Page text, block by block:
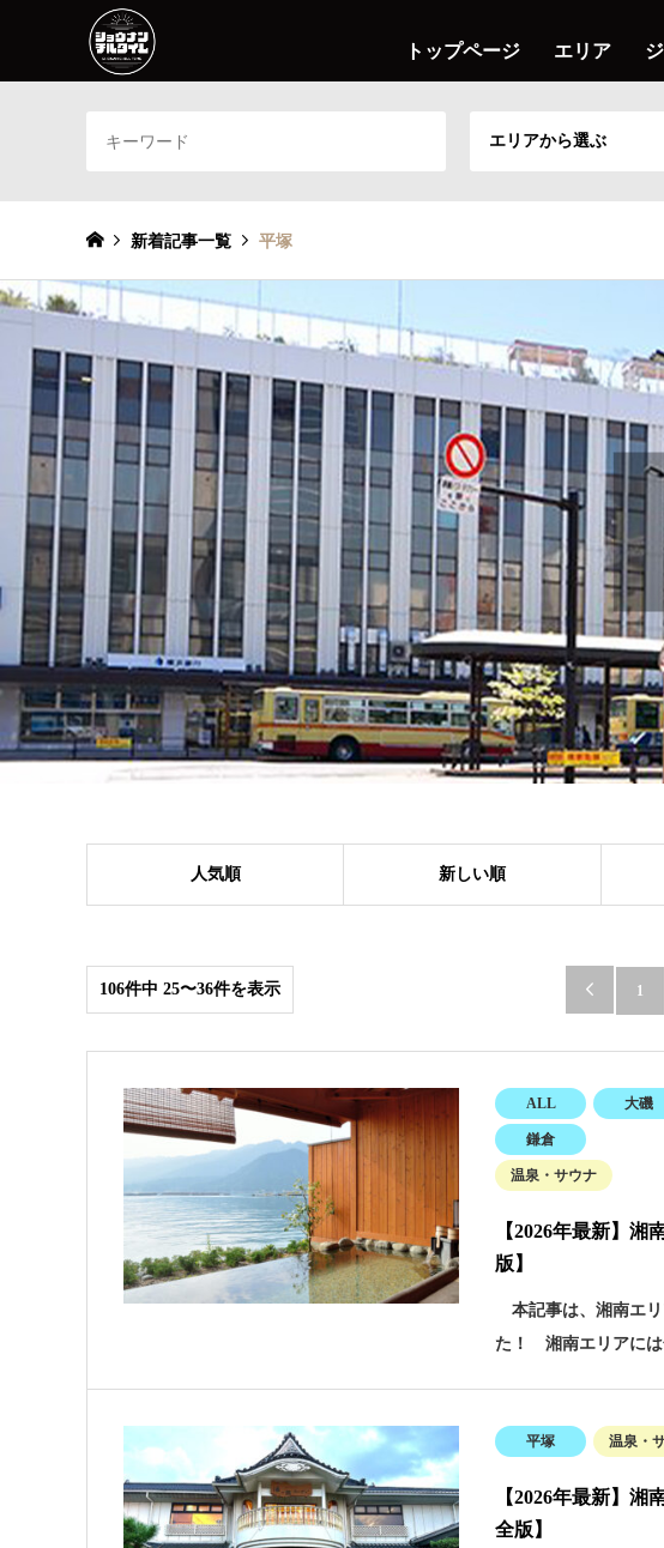
トップページ エリア
エリアから選ぶ
新着記事一覧 平塚
人気順 新しい順
106件中 25〜36件を表示  1
ALL 大磯
鎌倉
温泉・サウナ
【2026年最新】
版】
本記事は、湘南エリ
た！ 湘南エリアに
平塚 温泉・
【2026年最新】
全版】